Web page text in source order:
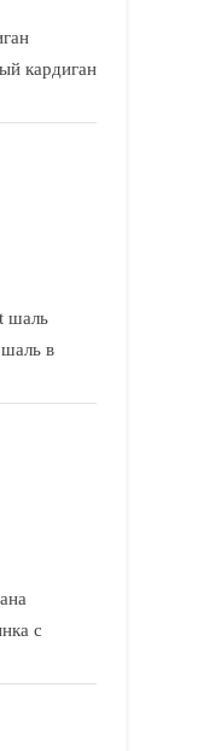
кардиган
шаль
в
с